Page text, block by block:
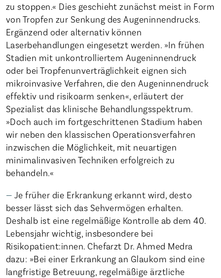
zu stoppen.« Dies geschieht zunächst meist in Form
von Tropfen zur Senkung des Augeninnendrucks.
Ergänzend oder alternativ können
Laserbehandlungen eingesetzt werden. »In frühen
Stadien mit unkontrolliertem Augeninnendruck
oder bei Tropfenunverträglichkeit eignen sich
mikroinvasive Verfahren, die den Augeninnendruck
effektiv und risikoarm senken«, erläutert der
Spezialist das klinische Behandlungsspektrum.
»Doch auch im fortgeschrittenen Stadium haben
wir neben den klassischen Operationsverfahren
inzwischen die Möglichkeit, mit neuartigen
minimalinvasiven Techniken erfolgreich zu
behandeln.«
Je früher die Erkrankung erkannt wird, desto
besser lässt sich das Sehvermögen erhalten.
Deshalb ist eine regelmäßige Kontrolle ab dem 40.
Lebensjahr wichtig, insbesondere bei
Risikopatient:innen. Chefarzt Dr. Ahmed Medra
dazu: »Bei einer Erkrankung an Glaukom sind eine
langfristige Betreuung, regelmäßige ärztliche